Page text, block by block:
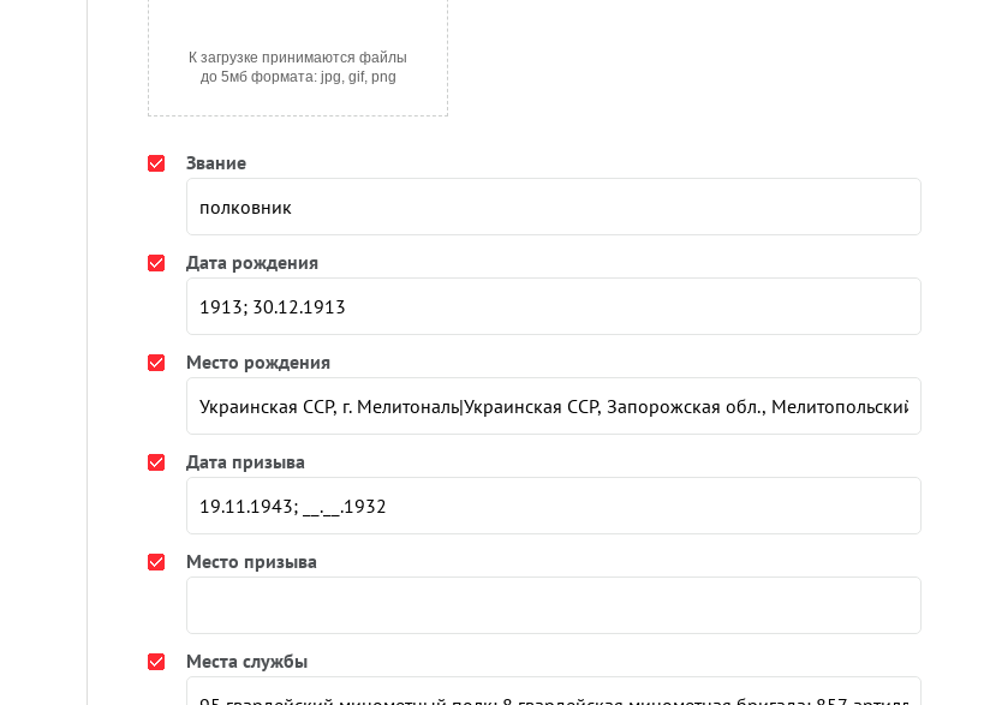
К загрузке принимаются файлы
до 5мб формата: jpg, gif, png
Звание
Дата рождения
Место рождения
Дата призыва
Место призыва
Места службы